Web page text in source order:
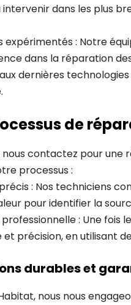
intervenir dans les plus
expérimentés : Notre
dans la réparation
dernières
de
nous contactez pour
processus :
: Nos techniciens
pour identifier la
: Une fois
précision, en utilisant
durables et
nous nous